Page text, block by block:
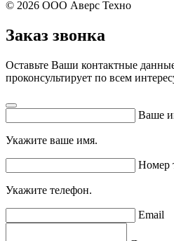
© 2026 ООО Аверс Техно
Заказ звонка
Оставьте Ваши контактные
проконсультирует по всем
Ваше
Укажите ваше имя.
Номер
Укажите телефон.
Email